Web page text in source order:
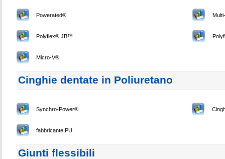
Powerated®
Polyflex® JB™
Micro-V®
Cinghie dentate in Poliuretano
Synchro-Power®
fabbricante PU
Giunti flessibili